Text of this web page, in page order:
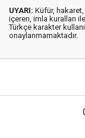
UYARI: Küfür,
içeren, imla kuralları
Türkçe karakter
onaylanmamaktadır.